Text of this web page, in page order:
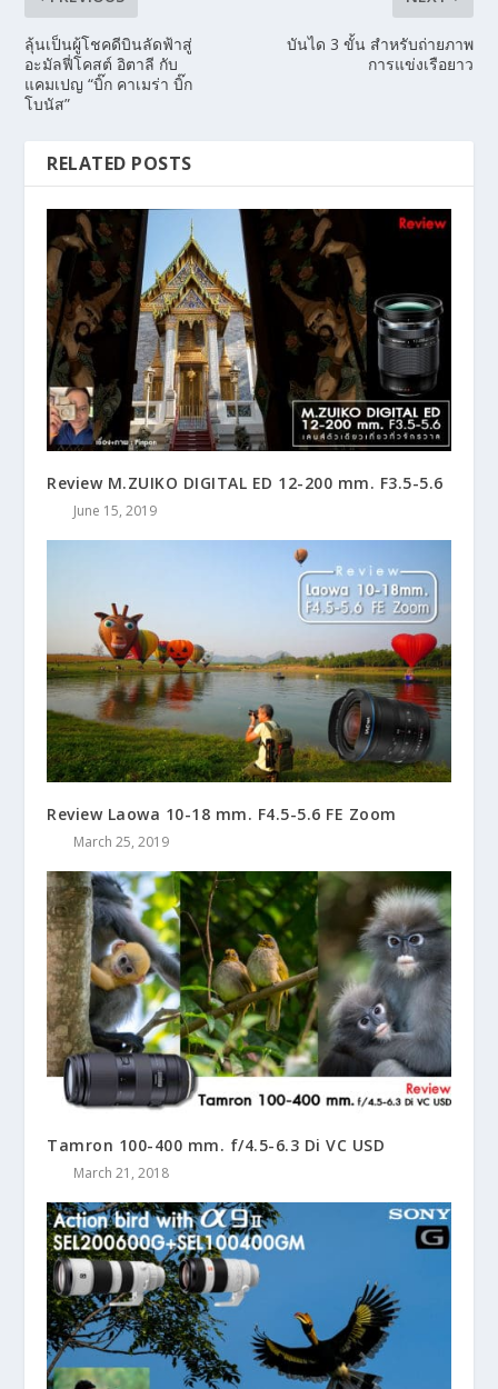
ลุ้นเป็นผู้โชคดีบินลัดฟ้าสู่
อะมัลฟี่โคสต์ อิตาลี กับ
แคมเปญ “บิ๊ก คาเมร่า บิ๊ก
โบนัส”
บันได 3 ขั้น สำหรับถ่ายภาพ
การแข่งเรือยาว
RELATED POSTS
Review M.ZUIKO DIGITAL ED 12-200 mm. F3.5-5.6
June 15, 2019
Review Laowa 10-18 mm. F4.5-5.6 FE Zoom
March 25, 2019
Tamron 100-400 mm. f/4.5-6.3 Di VC USD
March 21, 2018